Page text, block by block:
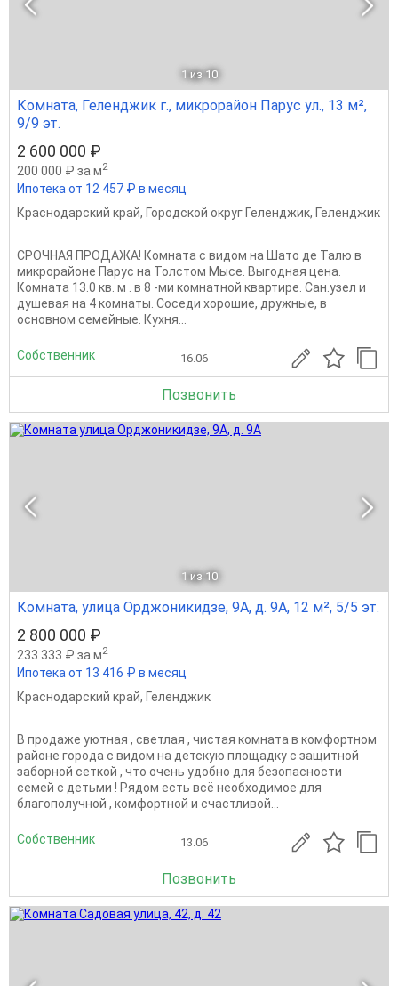
1 из 10
Комната, Геленджик г., микрорайон Парус ул., 13 м²,
9/9 эт.
2 600 000 ₽
200 000 ₽ за м2
Ипотека от 12 457 ₽ в месяц
Краснодарский край, Городской округ Геленджик, Геленджик
СРОЧНАЯ ПРОДАЖА! Комната с видом на Шато де Талю в
микрорайоне Парус на Толстом Мысе. Выгодная цена.
Комната 13.0 кв. м . в 8 -ми комнатной квартире. Сан.узел и
душевая на 4 комнаты. Соседи хорошие, дружные, в
основном семейные. Кухня...
Собственник 16.06
Позвонить
1 из 10
Комната, улица Орджоникидзе, 9А, д. 9А, 12 м², 5/5 эт.
2 800 000 ₽
233 333 ₽ за м2
Ипотека от 13 416 ₽ в месяц
Краснодарский край, Геленджик
В продаже уютная , светлая , чистая комната в комфортном
районе города с видом на детскую площадку с защитной
заборной сеткой , что очень удобно для безопасности
семей с детьми ! Рядом есть всё необходимое для
благополучной , комфортной и счастливой...
Собственник 13.06
Позвонить